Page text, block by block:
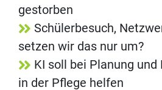
gestorben
Schülerbesuch,
setzen wir das nur um?
KI soll bei Planung
in der Pflege helfen